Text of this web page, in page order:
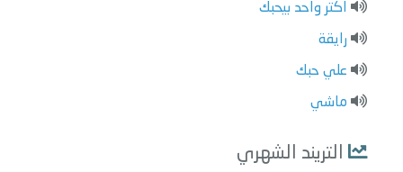
اكتر واحد بيحبك
رايقة
علي حبك
ماشي
التريند الشهري